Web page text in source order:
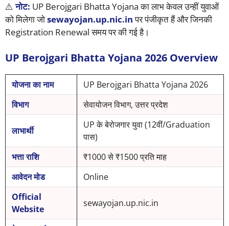
⚠️नोट: UP Berojgari Bhatta Yojana का लाभ केवल उन्हीं युवाओं
को मिलेगा जोsewayojan.up.nic.inपर पंजीकृत हैं और जिनकी
Registration Renewal समय पर की गई है।
UP Berojgari Bhatta Yojana 2026 Overview
योजना का नाम
UP Berojgari Bhatta Yojana 2026
विभाग
सेवायोजन विभाग, उत्तर प्रदेश
लाभार्थी
UP के बेरोजगार युवा (12वीं/Graduation
पास)
भत्ता राशि
₹1000 से ₹1500 प्रति माह
आवेदन मोड
Online
Official
Website
sewayojan.up.nic.in